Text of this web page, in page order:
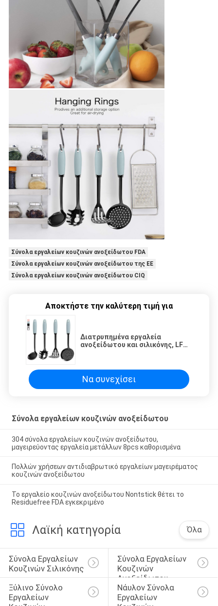
Σύνολα εργαλείων κουζινών ανοξείδωτου FDA
Σύνολα εργαλείων κουζινών ανοξείδωτου της ΕΕ
Σύνολα εργαλείων κουζινών ανοξείδωτου CIQ
Αποκτήστε την καλύτερη τιμή για
Διατρυπημένα εργαλεία
ανοξείδωτου και σιλικόνης, LFGB
Να συνεχίσει
Σύνολα εργαλείων κουζινών ανοξείδωτου
304 σύνολα εργαλείων κουζινών ανοξείδωτου,
μαγειρεύοντας εργαλεία μετάλλων 8pcs καθορισμένα
Πολλών χρήσεων αντιδιαβρωτικό εργαλείων μαγειρέματος
κουζινών ανοξείδωτου
Το εργαλείο κουζινών ανοξείδωτου Nontstick θέτει το
Residuefree FDA εγκεκριμένο
Λαϊκή κατηγορία Όλα
Σύνολα Εργαλείων
Κουζινών Σιλικόνης
Σύνολα Εργαλείων
Κουζινών
Ανοξείδωτου
Ξύλινο Σύνολο
Εργαλείων
Νάυλον Σύνολα
Εργαλείων